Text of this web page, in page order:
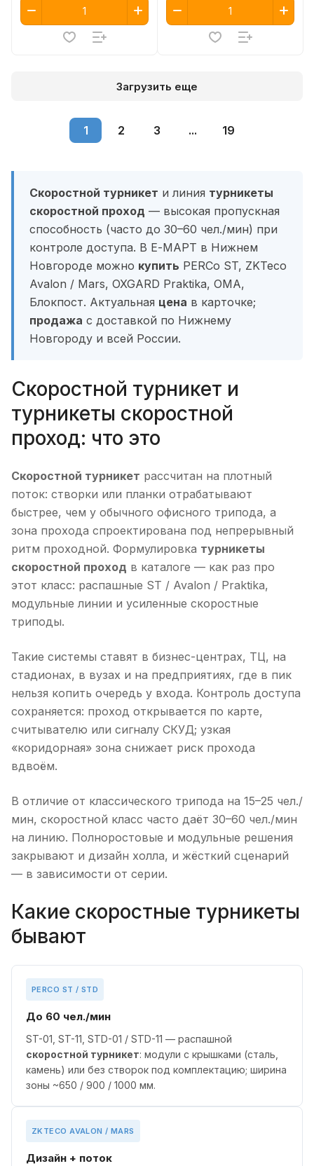
Загрузить еще
1 2 3 ... 19
Скоростной турникет и линия турникеты
скоростной проход — высокая пропускная
способность (часто до 30–60 чел./мин) при
контроле доступа. В Е-МАРТ в Нижнем
Новгороде можно купить PERCo ST, ZKTeco
Avalon / Mars, OXGARD Praktika, OMA,
Блокпост. Актуальная цена в карточке;
продажа с доставкой по Нижнему
Новгороду и всей России.
Скоростной турникет и
турникеты скоростной
проход: что это
Скоростной турникет рассчитан на плотный
поток: створки или планки отрабатывают
быстрее, чем у обычного офисного трипода, а
зона прохода спроектирована под непрерывный
ритм проходной. Формулировка турникеты
скоростной проход в каталоге — как раз про
этот класс: распашные ST / Avalon / Praktika,
модульные линии и усиленные скоростные
триподы.
Такие системы ставят в бизнес-центрах, ТЦ, на
стадионах, в вузах и на предприятиях, где в пик
нельзя копить очередь у входа. Контроль доступа
сохраняется: проход открывается по карте,
считывателю или сигналу СКУД; узкая
«коридорная» зона снижает риск прохода
вдвоём.
В отличие от классического трипода на 15–25 чел./
мин, скоростной класс часто даёт 30–60 чел./мин
на линию. Полноростовые и модульные решения
закрывают и дизайн холла, и жёсткий сценарий
— в зависимости от серии.
Какие скоростные турникеты
бывают
PERCO ST / STD
До 60 чел./мин
ST-01, ST-11, STD-01 / STD-11 — распашной
скоростной турникет: модули с крышками (сталь,
камень) или без створок под комплектацию; ширина
зоны ~650 / 900 / 1000 мм.
ZKTECO AVALON / MARS
Дизайн + поток